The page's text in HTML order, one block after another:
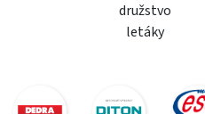
družstvo
letáky